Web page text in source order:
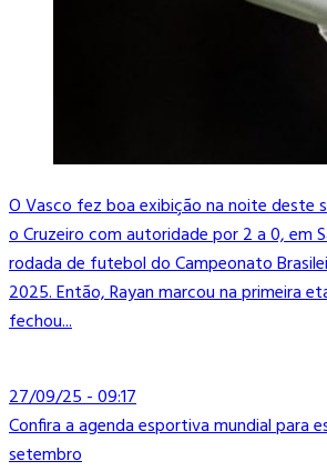
O Vasco fez boa exibição na noite deste
o Cruzeiro com autoridade por 2 a 0, em
rodada de futebol do Campeonato
2025. Então, Rayan marcou na primeira
fechou...
27/09/25 - 09:17
Confira a agenda esportiva mundial para
setembro